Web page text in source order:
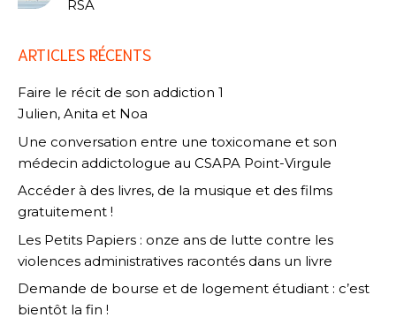
RSA
ARTICLES RÉCENTS
Faire le récit de son addiction 1
Julien, Anita et Noa
Une conversation entre une toxicomane et son
médecin addictologue au CSAPA Point-Virgule
Accéder à des livres, de la musique et des films
gratuitement !
Les Petits Papiers : onze ans de lutte contre les
violences administratives racontés dans un livre
Demande de bourse et de logement étudiant : c’est
bientôt la fin !